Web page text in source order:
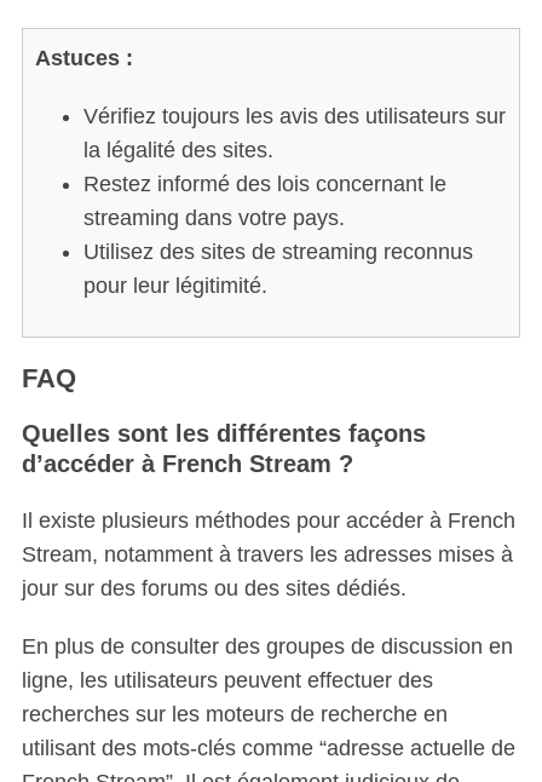
Astuces :
Vérifiez toujours les avis des utilisateurs sur
la légalité des sites.
Restez informé des lois concernant le
streaming dans votre pays.
Utilisez des sites de streaming reconnus
pour leur légitimité.
FAQ
Quelles sont les différentes façons
d’accéder à French Stream ?
Il existe plusieurs méthodes pour accéder à French
Stream, notamment à travers les adresses mises à
jour sur des forums ou des sites dédiés.
En plus de consulter des groupes de discussion en
ligne, les utilisateurs peuvent effectuer des
recherches sur les moteurs de recherche en
utilisant des mots-clés comme “adresse actuelle de
o